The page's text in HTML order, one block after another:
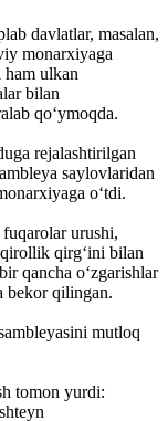
davlatlar, masalan,
monarxiyaga
ham ulkan
bilan
qoʻymoqda.
rejalashtirilgan
saylovlaridan
oʻtdi.
urushi,
qirgʻini bilan
qancha oʻzgarishlar
bekor qilingan.
mutloq
tomon yurdi: